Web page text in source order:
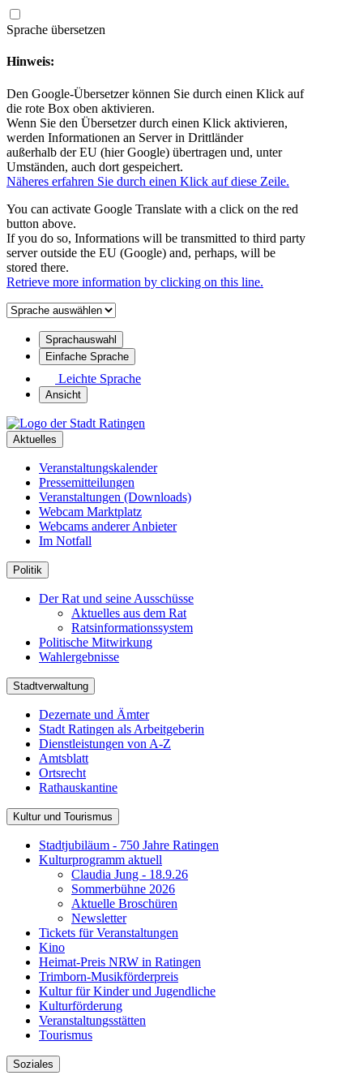
Zur
(Schnelltaste
0)
Seitenanfang
springen
(Schnelltaste
A)
Zur
Navigation/Menü
springen
M)
Zur
Suche
springen
(Schnelltaste
8)
Zum
Inhalt
springen
(Schnelltaste
I)
Sprache übersetzen
Hinweis:
Den Google-Übersetzer können Sie durch einen Klick auf
die rote Box oben aktivieren.
Wenn Sie den Übersetzer durch einen Klick aktivieren,
werden Informationen an Server in Drittländer
außerhalb der EU (hier Google) übertragen und, unter
Umständen, auch dort gespeichert.
Näheres erfahren Sie durch einen Klick auf diese Zeile.
You can activate Google Translate with a click on the red
button above.
If you do so, Informations will be transmitted to third party
server outside the EU (Google) and, perhaps, will be
stored there.
Retrieve more information by clicking on this line.
Sprachauswahl
Einfache Sprache
Leichte Sprache
Ansicht
Aktuelles
Veranstaltungskalender
Pressemitteilungen
Veranstaltungen (Downloads)
Webcam Marktplatz
Webcams anderer Anbieter
Im Notfall
Politik
Der Rat und seine Ausschüsse
Aktuelles aus dem Rat
Ratsinformationssystem
Politische Mitwirkung
Wahlergebnisse
Stadtverwaltung
Dezernate und Ämter
Stadt Ratingen als Arbeitgeberin
Dienstleistungen von A-Z
Amtsblatt
Ortsrecht
Rathauskantine
Kultur und Tourismus
Stadtjubiläum - 750 Jahre Ratingen
Kulturprogramm aktuell
Claudia Jung - 18.9.26
Sommerbühne 2026
Aktuelle Broschüren
Newsletter
Tickets für Veranstaltungen
Kino
Heimat-Preis NRW in Ratingen
Trimborn-Musikförderpreis
Kultur für Kinder und Jugendliche
Kulturförderung
Veranstaltungsstätten
Tourismus
Soziales